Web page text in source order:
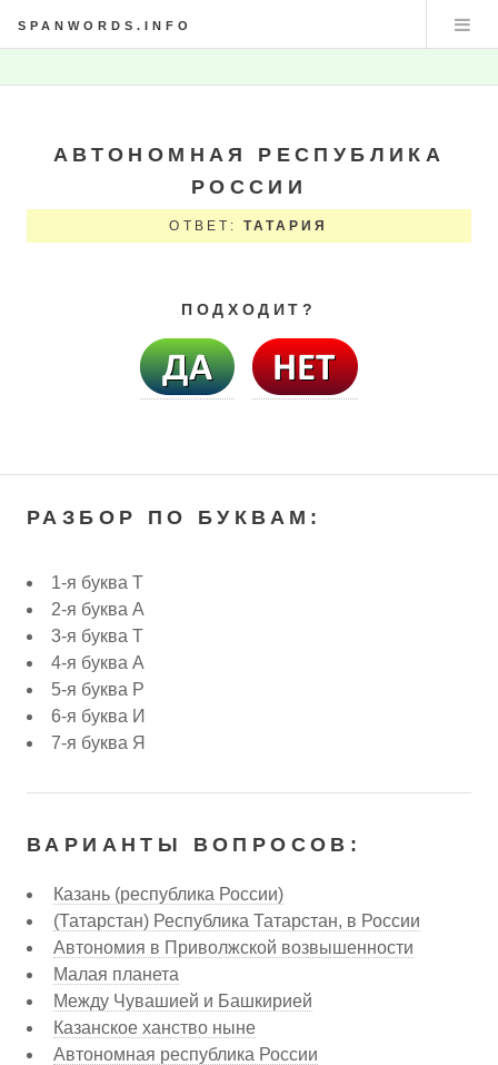
SPANWORDS.INFO
АВТОНОМНАЯ РЕСПУБЛИКА
РОССИИ
ОТВЕТ: ТАТАРИЯ
ПОДХОДИТ?
РАЗБОР ПО БУКВАМ:
1-я буква Т
2-я буква А
3-я буква Т
4-я буква А
5-я буква Р
6-я буква И
7-я буква Я
ВАРИАНТЫ ВОПРОСОВ:
Казань (республика России)
(Татарстан) Республика Татарстан, в России
Автономия в Приволжской возвышенности
Малая планета
Между Чувашией и Башкирией
Казанское ханство ныне
Автономная республика России